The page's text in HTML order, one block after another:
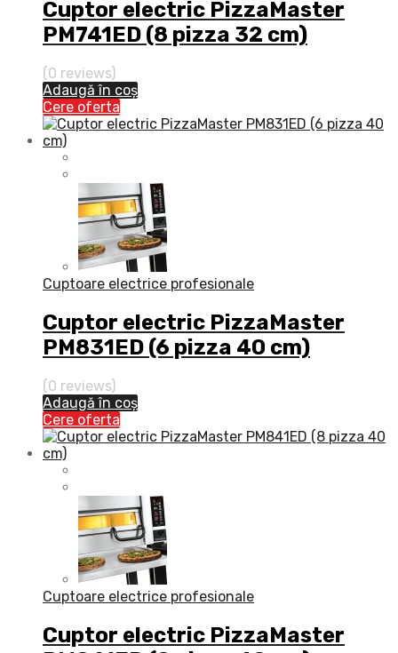
Cuptor electric PizzaMaster
PM741ED (8 pizza 32 cm)
(0 reviews)
Adaugă în coș
Cere oferta
Cuptoare electrice profesionale
Cuptor electric PizzaMaster
PM831ED (6 pizza 40 cm)
(0 reviews)
Adaugă în coș
Cere oferta
Cuptoare electrice profesionale
Cuptor electric PizzaMaster